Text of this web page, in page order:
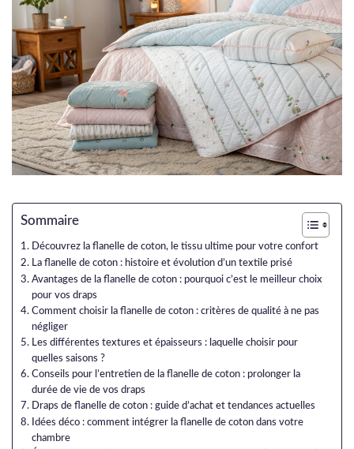
Sommaire
Découvrez la flanelle de coton, le tissu ultime pour votre confort
La flanelle de coton : histoire et évolution d’un textile prisé
Avantages de la flanelle de coton : pourquoi c’est le meilleur choix
pour vos draps
Comment choisir la flanelle de coton : critères de qualité à ne pas
négliger
Les différentes textures et épaisseurs : laquelle choisir pour
quelles saisons ?
Conseils pour l’entretien de la flanelle de coton : prolonger la
durée de vie de vos draps
Draps de flanelle de coton : guide d’achat et tendances actuelles
Idées déco : comment intégrer la flanelle de coton dans votre
chambre